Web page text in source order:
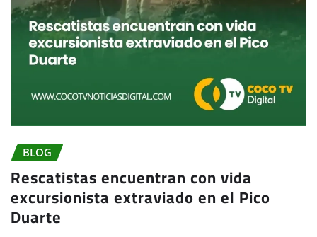
BLOG
Rescatistas encuentran con vida
excursionista extraviado en el Pico
Duarte